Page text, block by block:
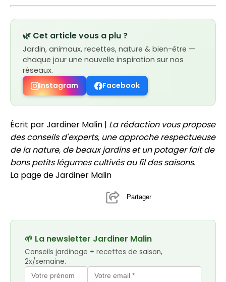
🌿 Cet article vous a plu ?
Jardin, animaux, recettes, nature & bien-être —
chaque jour une nouvelle inspiration sur nos
réseaux.
Instagram
Facebook
Écrit par Jardiner Malin | La rédaction vous propose
des conseils d'experts, une approche respectueuse
de la nature, de beaux jardins et un potager fait de
bons petits légumes cultivés au fil des saisons.
La page de Jardiner Malin
Partager
🌱 La newsletter Jardiner Malin
Conseils jardinage + recettes de saison,
2x/semaine.